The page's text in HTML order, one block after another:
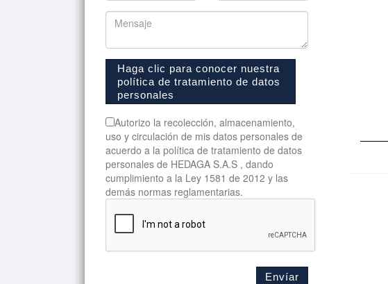
Haga clic para conocer nuestra
política de tratamiento de datos
personales
Autorizo la recolección, almacenamiento,
uso y circulación de mis datos personales de
acuerdo a la política de tratamiento de datos
personales de HEDAGA S.A.S , dando
cumplimiento a la Ley 1581 de 2012 y las
demás normas reglamentarias.
Envíar